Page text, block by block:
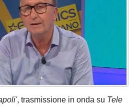
, trasmissione in onda su Tele